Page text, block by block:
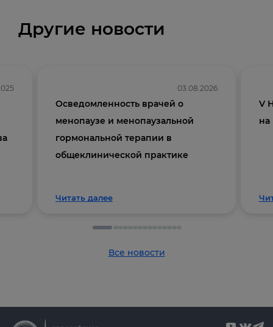
Другие новости
03.08.2026
Осведомленность врачей о
менопаузе и менопаузальной
гормональной терапии в
общеклинической практике
Читать далее
V
на
Все новости